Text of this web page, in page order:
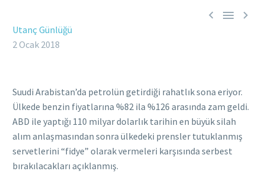
  
Utanç Günlüğü
2 Ocak 2018
Suudi Arabistan’da petrolün getirdiği rahatlık sona eriyor.
Ülkede benzin fiyatlarına %82 ila %126 arasında zam geldi.
ABD ile yaptığı 110 milyar dolarlık tarihin en büyük silah
alım anlaşmasından sonra ülkedeki prensler tutuklanmış
servetlerini “fidye” olarak vermeleri karşısında serbest
bırakılacakları açıklanmış.